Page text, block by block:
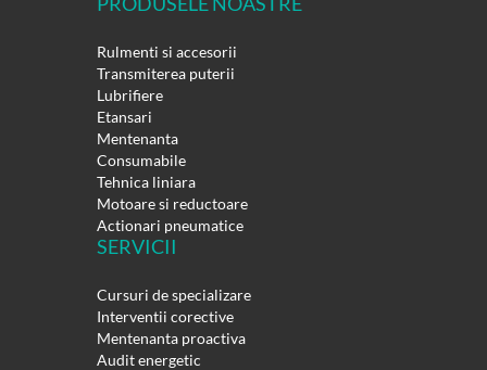
Rulmenti si accesorii
Transmiterea puterii
Lubrifiere
Etansari
Mentenanta
Consumabile
Tehnica liniara
Motoare si reductoare
Actionari pneumatice
SERVICII
Cursuri de specializare
Interventii corective
Mentenanta proactiva
Audit energetic